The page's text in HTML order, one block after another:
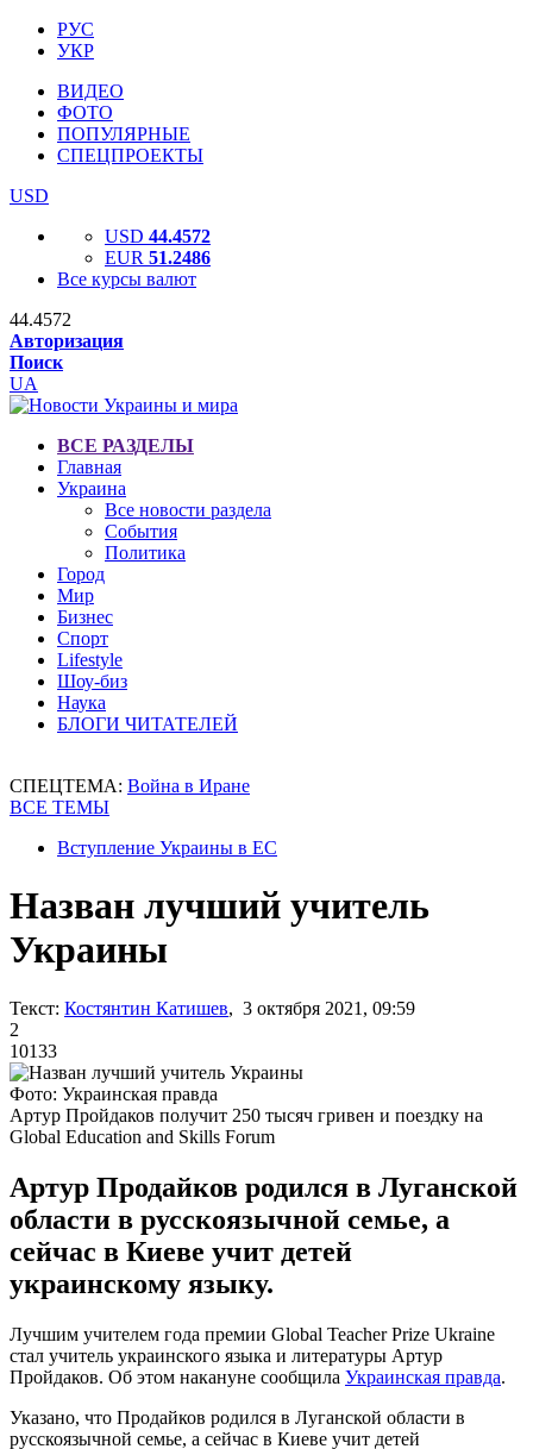
РУС
УКР
ВИДЕО
ФОТО
ПОПУЛЯРНЫЕ
СПЕЦПРОЕКТЫ
USD
USD 44.4572
EUR 51.2486
Все курсы валют
44.4572
Авторизация
Поиск
UA
ВСЕ РАЗДЕЛЫ
Главная
Украина
Все новости раздела
События
Политика
Город
Мир
Бизнес
Спорт
Lifestyle
Шоу-биз
Наука
БЛОГИ ЧИТАТЕЛЕЙ
СПЕЦТЕМА: Война в Иране
ВСЕ ТЕМЫ
Вступление Украины в ЕС
Назван лучший учитель
Украины
Текст: Костянтин Катишев, 3 октября 2021, 09:59
2
10133
Фото: Украинская правда
Артур Пройдаков получит 250 тысяч гривен и поездку на
Global Education and Skills Forum
Артур Продайков родился в Луганской
области в русскоязычной семье, а
сейчас в Киеве учит детей
украинскому языку.
Лучшим учителем года премии Global Teacher Prize Ukraine
стал учитель украинского языка и литературы Артур
Пройдаков. Об этом накануне сообщила Украинская правда.
Указано, что Продайков родился в Луганской области в
русскоязычной семье, а сейчас в Киеве учит детей